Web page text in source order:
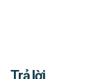
Trả lời